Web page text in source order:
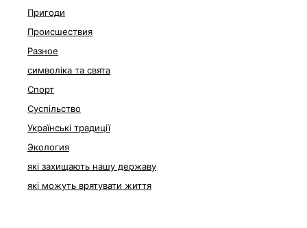
Пригоди
Происшествия
Разное
символіка та свята
Спорт
Суспільство
Українські традиції
Экология
які захищають нашу державу
які можуть врятувати життя